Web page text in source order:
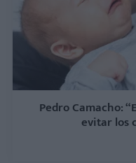
Pedro Camacho:
evitar los